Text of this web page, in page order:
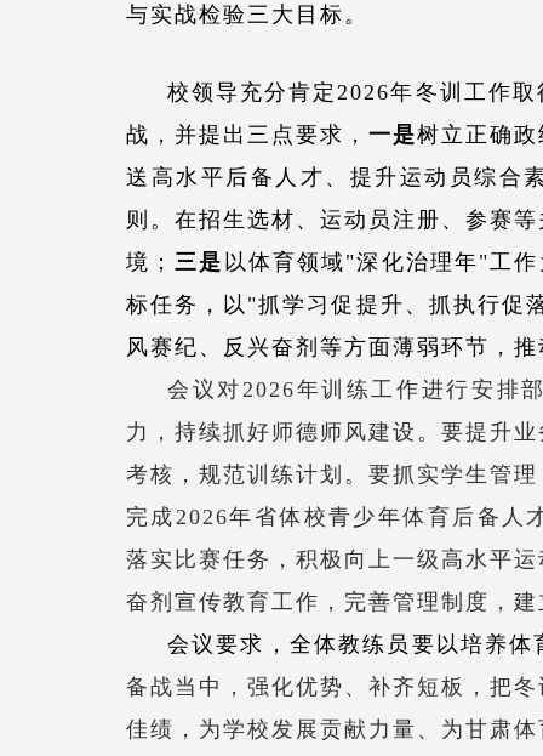
与实战检验三大目标。
校领导充分肯定 2026年冬训 工作取
战， 并提出三点要求 ， 一是树立正确政
送 高水平后备人才 、提升运动员综合
则。在招生选材、运动员注册、参赛
境； 三是 以体育领域"深化治理年"工
标任务，以"抓学习促提升、抓执行促
风赛纪、反兴奋剂等方面薄弱环节，推
会议对 2026年训练工作进行安排
力，持续抓好师德师风建设 。 要提升
考核 ， 规范训练计划。要抓实学生管
完成 2026年省体校青少年体育后备人
落实比赛任务，积极向上一级 高水平运
奋剂 宣传教育工作，完善管理制度，
会议要求， 全体教练员要 以培养体
备战当中 ，强化优势、补齐短板，把
佳绩， 为学校发展贡献力量 、为甘肃体